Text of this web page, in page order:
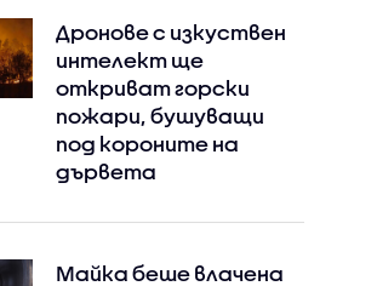
Дронове с изкуствен
интелект ще
откриват горски
пожари, бушуващи
под короните на
дървета
Майка беше влачена